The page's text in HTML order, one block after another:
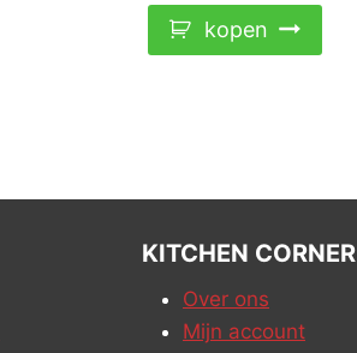
kopen
KITCHEN CORNER
Over ons
Mijn account